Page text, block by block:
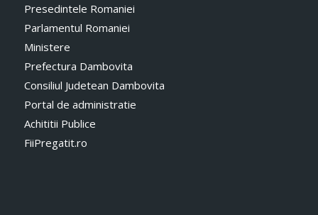
Presedintele Romaniei
Parlamentul Romaniei
Ministere
Prefectura Dambovita
Consiliul Judetean Dambovita
Portal de administratie
Achititii Publice
FiiPregatit.ro